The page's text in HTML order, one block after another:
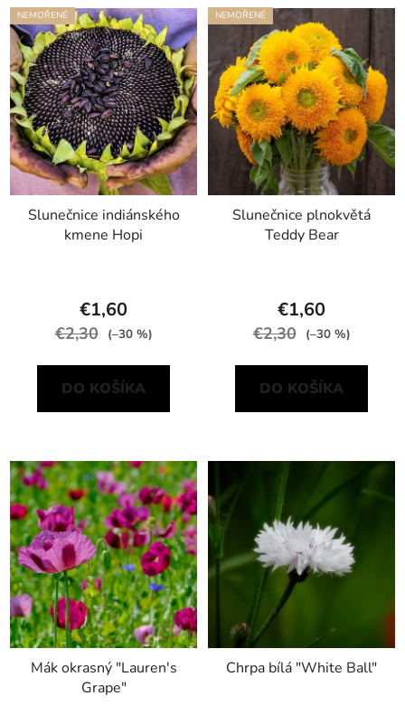
NEMOŘENÉ
Slunečnice indiánského
kmene Hopi
€1,60
€2,30 (–30 %)
DO KOŠÍKA
NEMOŘENÉ
Slunečnice plnokvětá
Teddy Bear
€1,60
€2,30 (–30 %)
DO KOŠÍKA
Mák okrasný "Lauren's
Grape"
Chrpa bílá "White Ball"